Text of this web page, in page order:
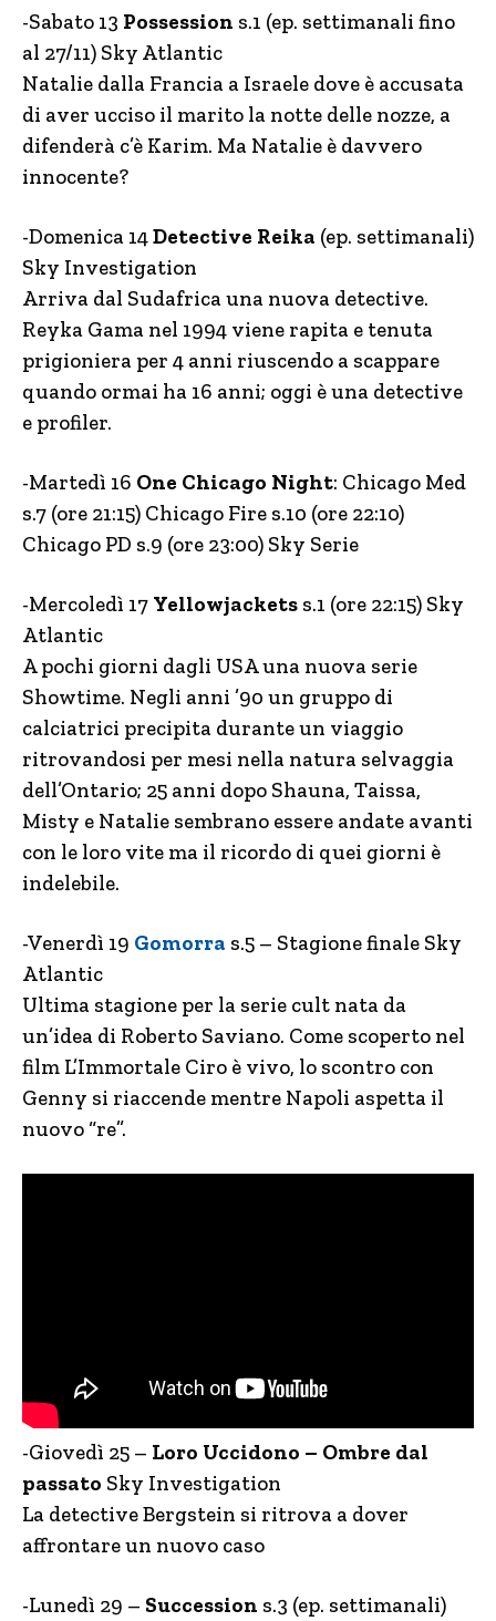
-Sabato 13 Possession s.1 (ep. settimanali fino
al 27/11) Sky Atlantic
Natalie dalla Francia a Israele dove è accusata
di aver ucciso il marito la notte delle nozze, a
difenderà c’è Karim. Ma Natalie è davvero
innocente?
-Domenica 14Detective Reika (ep. settimanali)
Sky Investigation
Arriva dal Sudafrica una nuova detective.
Reyka Gama nel 1994 viene rapita e tenuta
prigioniera per 4 anni riuscendo a scappare
quando ormai ha 16 anni; oggi è una detective
e profiler.
-Martedì 16 One Chicago Night: Chicago Med
s.7 (ore 21:15) Chicago Fire s.10 (ore 22:10)
Chicago PD s.9 (ore 23:00) Sky Serie
-Mercoledì 17 Yellowjackets s.1 (ore 22:15) Sky
Atlantic
A pochi giorni dagli USA una nuova serie
Showtime. Negli anni ’90 un gruppo di
calciatrici precipita durante un viaggio
ritrovandosi per mesi nella natura selvaggia
dell’Ontario; 25 anni dopo Shauna, Taissa,
Misty e Natalie sembrano essere andate avanti
con le loro vite ma il ricordo di quei giorni è
indelebile.
-Venerdì 19 Gomorra s.5 – Stagione finale Sky
Atlantic
Ultima stagione per la serie cult nata da
un’idea di Roberto Saviano. Come scoperto nel
film L’Immortale Ciro è vivo, lo scontro con
Genny si riaccende mentre Napoli aspetta il
nuovo “re”.
-Giovedì 25 – Loro Uccidono – Ombre dal
passato Sky Investigation
La detective Bergstein si ritrova a dover
affrontare un nuovo caso
-Lunedì 29 – Succession s.3 (ep. settimanali)